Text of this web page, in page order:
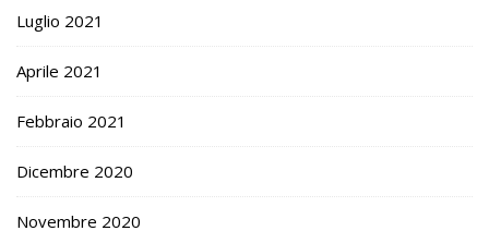
Luglio 2021
Aprile 2021
Febbraio 2021
Dicembre 2020
Novembre 2020